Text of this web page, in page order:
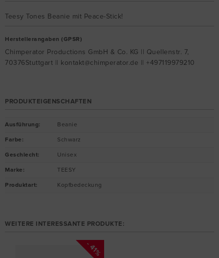
Teesy Tones Beanie mit Peace-Stick!
Herstellerangaben (GPSR)
Chimperator Productions GmbH & Co. KG || Quellenstr. 7,
70376Stuttgart || kontakt@chimperator.de || +497119979210
PRODUKTEIGENSCHAFTEN
Ausführung: Beanie
Farbe : Schwarz
Geschlecht: Unisex
Marke : TEESY
Produktart: Kopfbedeckung
WEITERE INTERESSANTE PRODUKTE:
- 41%